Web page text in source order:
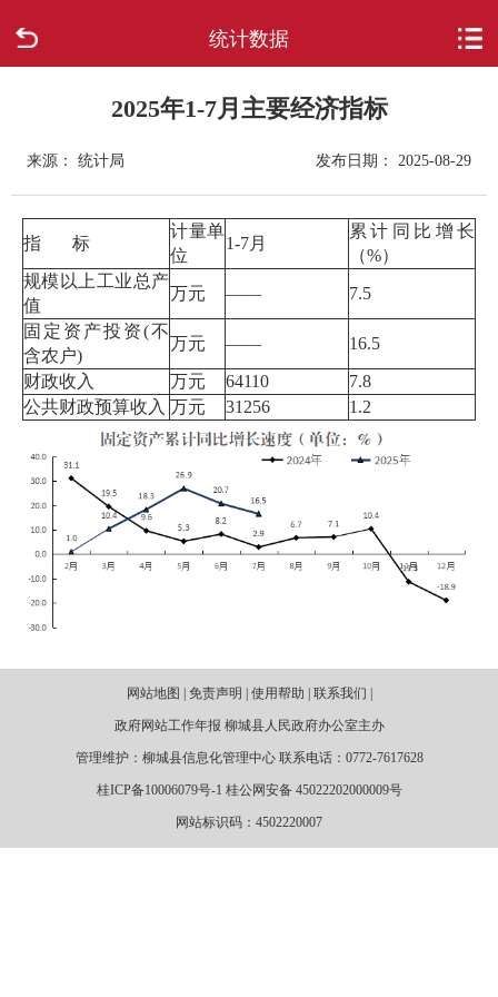
统计数据
新闻中心
政府信息公开
网上办事
互动回应
数据专题
2025年1-7月主要经济指标
来源： 统计局 发布日期： 2025-08-29
指 标
计量单
位
1-7月
累计同比增长
（%）
规模以上工业总产
值
万元 ——
7.5
固定资产投资(不
含农户)
万元 ——
16.5
财政收入
万元 64110
7.8
公共财政预算收入 万元 31256 1.2
网站地图 | 免责声明 | 使用帮助 | 联系我们 |
政府网站工作年报 柳城县人民政府办公室主办
管理维护：柳城县信息化管理中心 联系电话：0772-7617628
桂ICP备10006079号-1 桂公网安备 45022202000009号
网站标识码：4502220007